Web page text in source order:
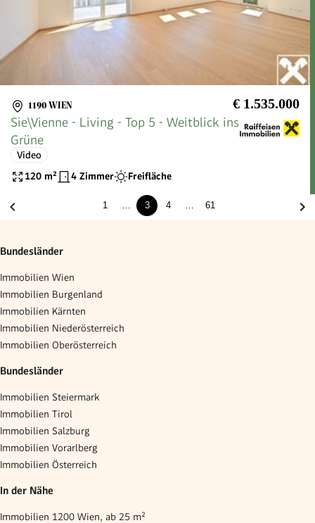
1190 WIEN € 1.535.000
Sie\Vienne - Living - Top 5 - Weitblick ins
Grüne
Video
120 m² 4 Zimmer Freifläche
1 3 4 61
Bundesländer
Immobilien Wien
Immobilien Burgenland
Immobilien Kärnten
Immobilien Niederösterreich
Immobilien Oberösterreich
Bundesländer
Immobilien Steiermark
Immobilien Tirol
Immobilien Salzburg
Immobilien Vorarlberg
Immobilien Österreich
In der Nähe
Immobilien 1200 Wien, ab 25 m²